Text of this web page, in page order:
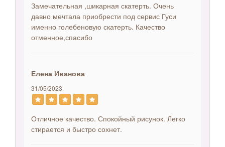
Замечательная ,шикарная скатерть. Очень
давно мечтала приобрести под сервис Гуси
именно голебеновую скатерть. Качество
отменное,спасибо
Елена Иванова
31/05/2023
Отличное качество. Спокойный рисунок. Легко
стирается и быстро сохнет.